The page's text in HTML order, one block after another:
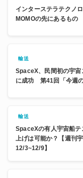
インターステラテクノ
MOMOの先にあるもの
輸送
SpaceX、民間初の宇
に成功 第41回「今週
輸送
SpaceXの有人宇宙船テ
上げは可能か？【週刊
12/3~12/9】